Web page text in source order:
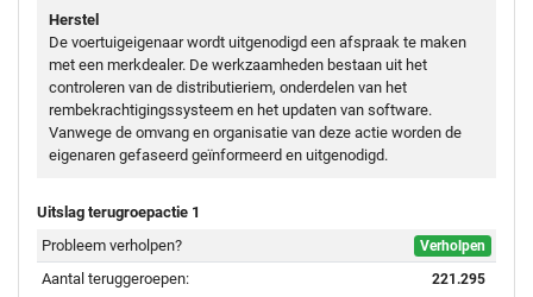
Herstel
De voertuigeigenaar wordt uitgenodigd een afspraak te maken
met een merkdealer. De werkzaamheden bestaan uit het
controleren van de distributieriem, onderdelen van het
rembekrachtigingssysteem en het updaten van software.
Vanwege de omvang en organisatie van deze actie worden de
eigenaren gefaseerd geïnformeerd en uitgenodigd.
Uitslag terugroepactie 1
Probleem verholpen?
Verholpen
Aantal teruggeroepen: 221.295